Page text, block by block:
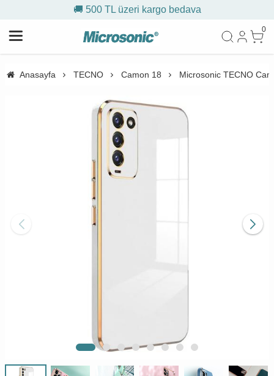
🚚 500 TL üzeri kargo bedava
0
Anasayfa TECNO Camon 18 Microsonic TECNO